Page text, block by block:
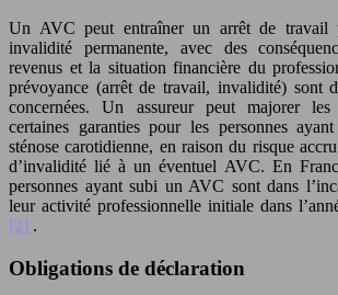
Un AVC peut entraîner un arrêt de travail
invalidité permanente, avec des
revenus et la situation financière du
prévoyance (arrêt de travail, invalidité) sont
concernées. Un assureur peut majorer
certaines garanties pour les personnes
sténose carotidienne, en raison du risque
d’invalidité lié à un éventuel AVC. En
personnes ayant subi un AVC sont dans
leur activité professionnelle initiale dans
[2] .
Obligations de déclaration